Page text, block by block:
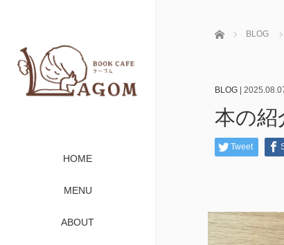
HOME
MENU
ABOUT
ホーム BLOG
BLOG|
本の紹
Tweet